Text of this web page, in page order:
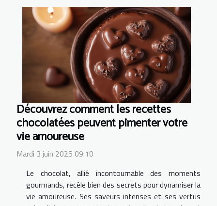
Découvrez comment les recettes
chocolatées peuvent pimenter votre
vie amoureuse
Mardi 3 juin 2025 09:10
Le chocolat, allié incontournable des moments
gourmands, recèle bien des secrets pour dynamiser la
vie amoureuse. Ses saveurs intenses et ses vertus